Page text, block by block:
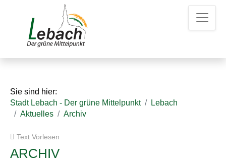
u
h
K
Sie sind hier:
Stadt Lebach - Der grüne Mittelpunkt
Lebach
Aktuelles
Archiv
Text Vorlesen
ARCHIV